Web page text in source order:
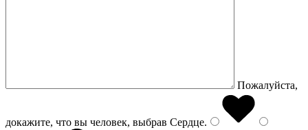
Пожалуйста,
докажите, что вы человек, выбрав Сердце.